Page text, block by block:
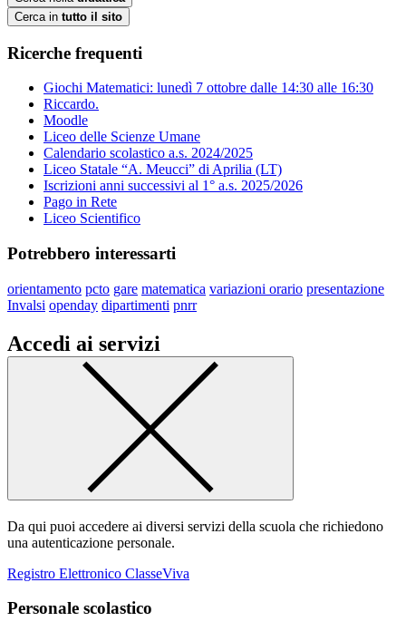
Cerca in tutto il sito
Ricerche frequenti
Giochi Matematici: lunedì 7 ottobre dalle 14:30 alle 16:30
Riccardo.
Moodle
Liceo delle Scienze Umane
Calendario scolastico a.s. 2024/2025
Liceo Statale “A. Meucci” di Aprilia (LT)
Iscrizioni anni successivi al 1° a.s. 2025/2026
Pago in Rete
Liceo Scientifico
Potrebbero interessarti
orientamento pcto gare matematica variazioni orario presentazione
Invalsi openday dipartimenti pnrr
Accedi ai servizi
Da qui puoi accedere ai diversi servizi della scuola che richiedono
una autenticazione personale.
Registro Elettronico ClasseViva
Personale scolastico